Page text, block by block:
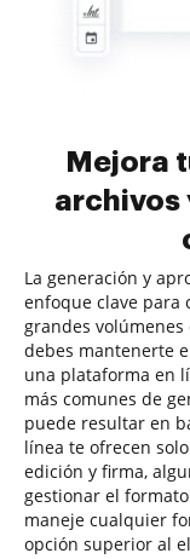
Mejora
archivos
La generación y
enfoque clave para
grandes
debes mantenerte
una plataforma en
más comunes de
puede resultar en
línea te ofrecen
edición y firma,
gestionar el
maneje cualquier
opción superior al